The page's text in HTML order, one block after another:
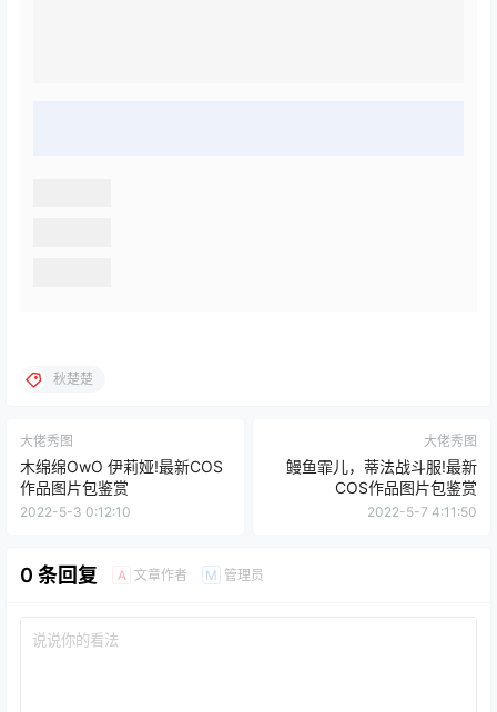
秋楚楚
大佬秀图
木绵绵OwO 伊莉娅!最新COS
作品图片包鉴赏
2022-5-3 0:12:10
大佬秀图
鳗鱼霏儿，蒂法战斗服!最新
COS作品图片包鉴赏
2022-5-7 4:11:50
0 条回复 A 文章作者 M 管理员